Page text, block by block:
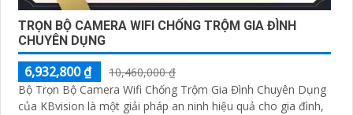
TRỌN BỘ CAMERA WIFI CHỐNG TRỘM GIA ĐÌNH
CHUYÊN DỤNG
6,932,800 ₫
10,460,000 ₫
Bộ Trọn Bộ Camera Wifi Chống Trộm Gia Đình Chuyên Dụng
của KBvision là một giải pháp an ninh hiệu quả cho gia đình,